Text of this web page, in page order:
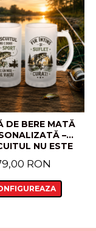
DE BERE MATĂ
–
NU ESTE
DE VIAȚĂ”
RON